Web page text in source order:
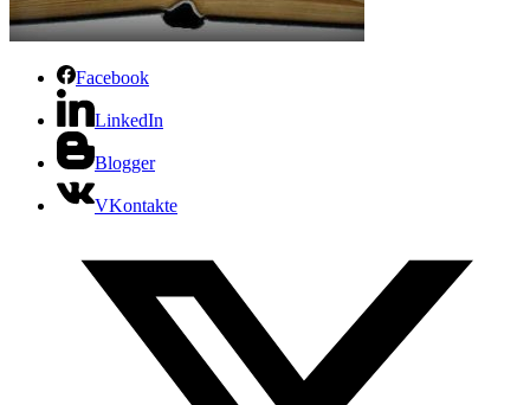
Facebook
LinkedIn
Blogger
VKontakte